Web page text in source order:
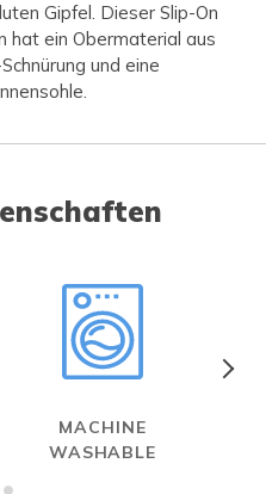
Gipfel. Dieser Slip-On
hat ein Obermaterial aus
und eine
MACHINE
WASHABLE